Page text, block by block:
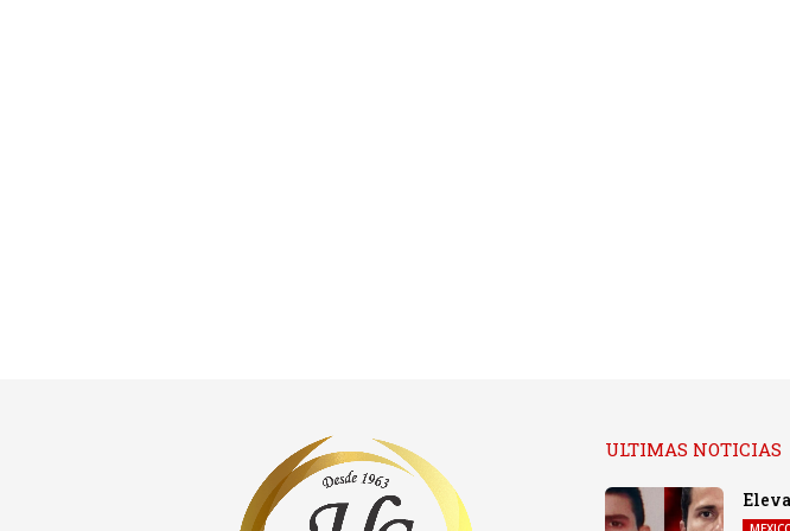
ULTIMAS NOTICIAS